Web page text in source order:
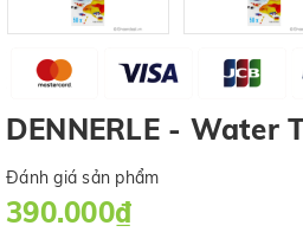
DENNERLE - Water
Đánh giá sản phẩm
390.000₫